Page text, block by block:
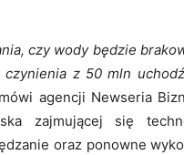
czy wody będzie
z 50 mln
mówi agencji Newseria
zajmującej się
oraz ponowne